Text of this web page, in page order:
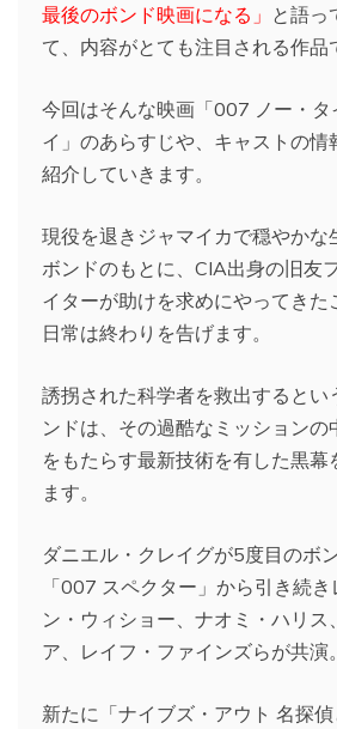
最後のボンド映画になる」 と語っ
て、内容がとても注目される作品
今回はそんな映画「007 ノー・タ
イ」のあらすじや、キャストの情
紹介していきます。
現役を退きジャマイカで穏やかな
ボンドのもとに、CIA出身の旧友
イターが助けを求めにやってきた
日常は終わりを告げます。
誘拐された科学者を救出するとい
ンドは、その過酷なミッションの
をもたらす最新技術を有した黒幕
ます。
ダニエル・クレイグが5度目のボ
「007 スペクター」から引き続
ン・ウィショー、ナオミ・ハリス
ア、レイフ・ファインズらが共演。
新たに「ナイブズ・アウト 名探偵